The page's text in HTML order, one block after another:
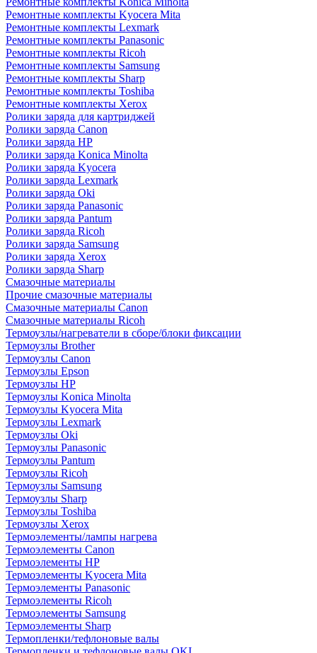
Ремонтные комплекты Kyocera Mita
Ремонтные комплекты Lexmark
Ремонтные комплекты Panasonic
Ремонтные комплекты Ricoh
Ремонтные комплекты Samsung
Ремонтные комплекты Sharp
Ремонтные комплекты Toshiba
Ремонтные комплекты Xerox
Ролики заряда для картриджей
Ролики заряда Canon
Ролики заряда HP
Ролики заряда Konica Minolta
Ролики заряда Kyocera
Ролики заряда Lexmark
Ролики заряда Oki
Ролики заряда Panasonic
Ролики заряда Pantum
Ролики заряда Ricoh
Ролики заряда Samsung
Ролики заряда Xerox
Ролики заряда Sharp
Смазочные материалы
Прочие смазочные материалы
Смазочные материалы Canon
Смазочные материалы Ricoh
Термоузлы/нагреватели в сборе/блоки фиксации
Термоузлы Brother
Термоузлы Canon
Термоузлы Epson
Термоузлы HP
Термоузлы Konica Minolta
Термоузлы Kyocera Mita
Термоузлы Lexmark
Термоузлы Oki
Термоузлы Panasonic
Термоузлы Pantum
Термоузлы Ricoh
Термоузлы Samsung
Термоузлы Sharp
Термоузлы Toshiba
Термоузлы Xerox
Термоэлементы/лампы нагрева
Термоэлементы Canon
Термоэлементы HP
Термоэлементы Kyocera Mita
Термоэлементы Panasonic
Термоэлементы Ricoh
Термоэлементы Samsung
Термоэлементы Sharp
Термопленки/тефлоновые валы